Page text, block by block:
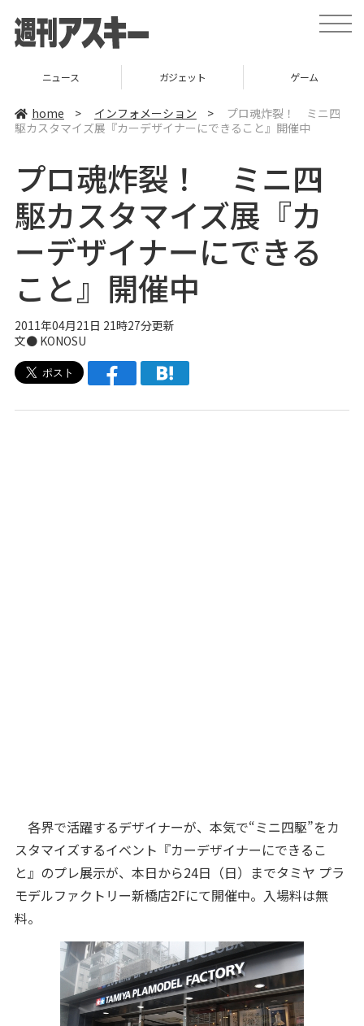
t
o
v
ニュース ガジェット ゲーム
home > インフォメーション >
プロ魂炸裂！ ミニ四
駆カスタマイズ展『カーデザイナーにできること』開催中
プロ魂炸裂！ ミニ四
駆カスタマイズ展『カ
ーデザイナーにできる
こと』開催中
2011年04月21日 21時27分更新
文● KONOSU
各界で活躍するデザイナーが、本気で“ミニ四駆”をカ
スタマイズするイベント『カーデザイナーにできるこ
と』のプレ展示が、本日から24日（日）までタミヤ プラ
モデルファクトリー新橋店2Fにて開催中。入場料は無
料。